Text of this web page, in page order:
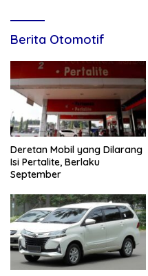
Berita Otomotif
Deretan Mobil yang Dilarang
Isi Pertalite, Berlaku
September